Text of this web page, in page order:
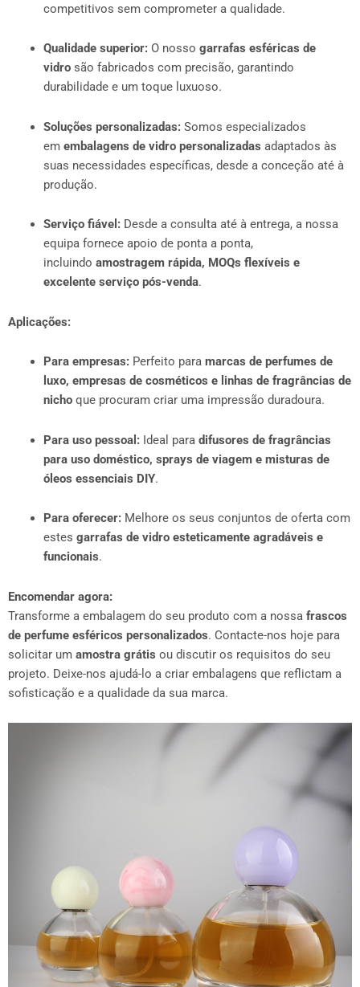
competitivos sem comprometer a qualidade.
Qualidade superior:O nosso garrafas esféricas de
vidrosão fabricados com precisão, garantindo
durabilidade e um toque luxuoso.
Soluções personalizadas:Somos especializados
em embalagens de vidro personalizadas adaptados às
suas necessidades específicas, desde a conceção até à
produção.
Serviço fiável:Desde a consulta até à entrega, a nossa
equipa fornece apoio de ponta a ponta,
incluindo amostragem rápida, MOQs flexíveis e
excelente serviço pós-venda.
Aplicações:
Para empresas:Perfeito para marcas de perfumes de
luxo, empresas de cosméticos e linhas de fragrâncias de
nichoque procuram criar uma impressão duradoura.
Para uso pessoal:Ideal para difusores de fragrâncias
para uso doméstico, sprays de viagem e misturas de
óleos essenciais DIY.
Para oferecer:Melhore os seus conjuntos de oferta com
estes garrafas de vidro esteticamente agradáveis e
funcionais.
Encomendar agora:
Transforme a embalagem do seu produto com a nossa frascos
de perfume esféricos personalizados. Contacte-nos hoje para
solicitar um amostra grátis ou discutir os requisitos do seu
projeto. Deixe-nos ajudá-lo a criar embalagens que reflictam a
sofisticação e a qualidade da sua marca.